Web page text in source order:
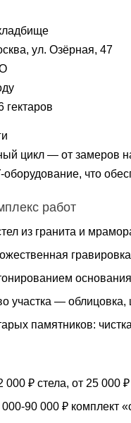
ул. Озёрная, 47
гектаров
цикл — от замеров
что
работ
из гранита и
участка — облицовка,
памятников:
₽ стела, от 25 000 ₽
90 000 ₽ комплект